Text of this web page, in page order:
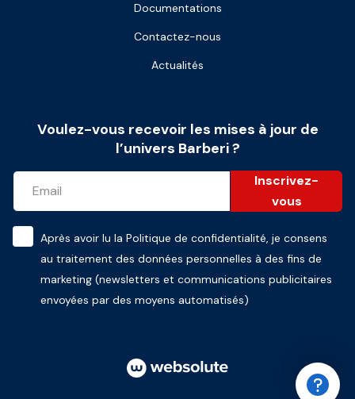
Documentations
Contactez-nous
Actualités
Voulez-vous recevoir les mises à jour de
l’univers Barberi ?
Inscrivez-
vous
Après avoir lu la Politique de confidentialité, je consens
au traitement des données personnelles à des fins de
marketing (newsletters et communications publicitaires
envoyées par des moyens automatisés)